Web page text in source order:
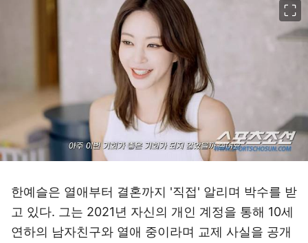
한예슬은 열애부터 결혼까지 '직접' 알리며 박수를 받
고 있다. 그는 2021년 자신의 개인 계정을 통해 10세
연하의 남자친구와 열애 중이라며 교제 사실을 공개